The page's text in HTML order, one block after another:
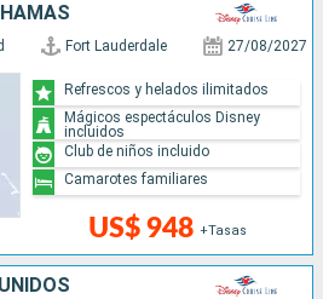
Fort Lauderdale 27/08/2027
US$ 948 +Tasas
Refrescos y helados ilimitados
Mágicos espectáculos Disney
incluidos
Club de niños incluido
Camarotes familiares